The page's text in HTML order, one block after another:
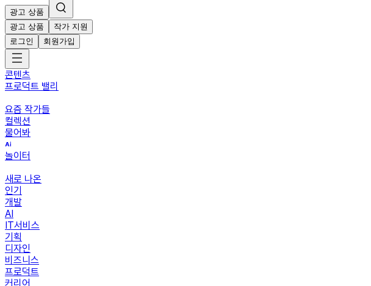
광고 상품
광고 상품
작가 지원
로그인
회원가입
콘텐츠
프로덕트 밸리
요즘 작가들
컬렉션
물어봐
놀이터
새로 나온
인기
개발
AI
IT서비스
기획
디자인
비즈니스
프로덕트
커리어